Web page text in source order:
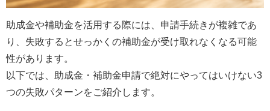
助成金や補助金を活用する際には、申請手続きが複雑であ
り、失敗するとせっかくの補助金が受け取れなくなる可能
性があります。
以下では、助成金・補助金申請で絶対にやってはいけない3
つの失敗パターンをご紹介します。